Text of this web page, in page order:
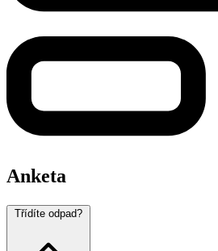
Anketa
Třídíte odpad?